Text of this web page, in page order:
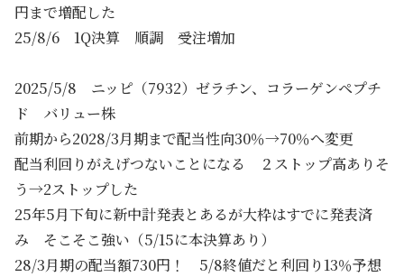
円まで増配した
25/8/6 1Q決算 順調 受注増加
2025/5/8 ニッピ（7932）ゼラチン、コラーゲンペプチ
ド バリュー株
前期から2028/3月期まで配当性向30％→70％へ変更
配当利回りがえげつないことになる ２ストップ高ありそ
う→2ストップした
25年5月下旬に新中計発表とあるが大枠はすでに発表済
み そこそこ強い（5/15に本決算あり）
28/3月期の配当額730円！ 5/8終値だと利回り13％予想